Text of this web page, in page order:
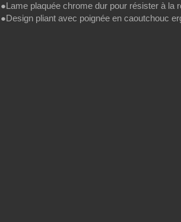
●Lame plaquée chrome dur pour résister à la
●Design pliant avec poignée en caoutchouc